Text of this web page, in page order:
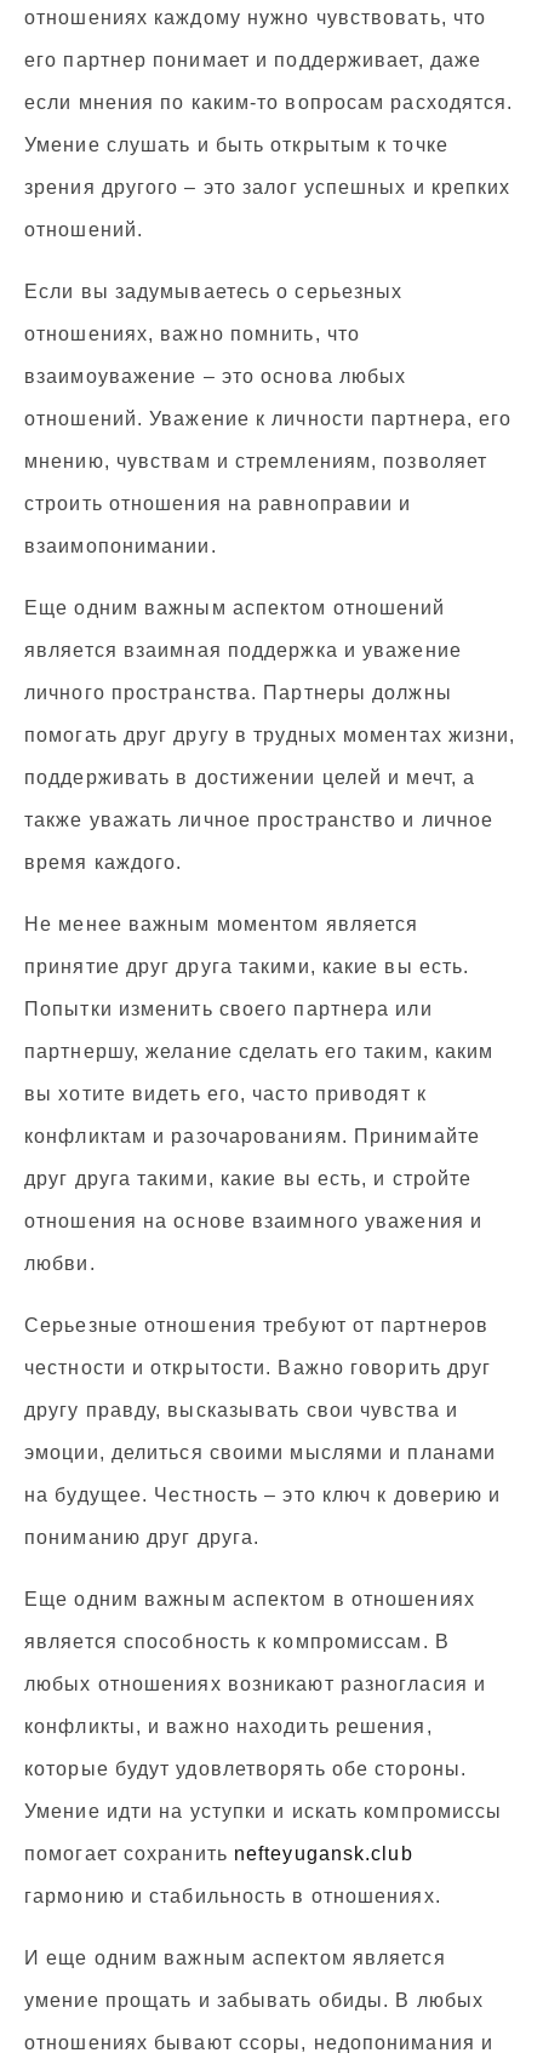
отношениях каждому нужно чувствовать, что
его партнер понимает и поддерживает, даже
если мнения по каким-то вопросам расходятся.
Умение слушать и быть открытым к точке
зрения другого – это залог успешных и крепких
отношений.
Если вы задумываетесь о серьезных
отношениях, важно помнить, что
взаимоуважение – это основа любых
отношений. Уважение к личности партнера, его
мнению, чувствам и стремлениям, позволяет
строить отношения на равноправии и
взаимопонимании.
Еще одним важным аспектом отношений
является взаимная поддержка и уважение
личного пространства. Партнеры должны
помогать друг другу в трудных моментах жизни,
поддерживать в достижении целей и мечт, а
также уважать личное пространство и личное
время каждого.
Не менее важным моментом является
принятие друг друга такими, какие вы есть.
Попытки изменить своего партнера или
партнершу, желание сделать его таким, каким
вы хотите видеть его, часто приводят к
конфликтам и разочарованиям. Принимайте
друг друга такими, какие вы есть, и стройте
отношения на основе взаимного уважения и
любви.
Серьезные отношения требуют от партнеров
честности и открытости. Важно говорить друг
другу правду, высказывать свои чувства и
эмоции, делиться своими мыслями и планами
на будущее. Честность – это ключ к доверию и
пониманию друг друга.
Еще одним важным аспектом в отношениях
является способность к компромиссам. В
любых отношениях возникают разногласия и
конфликты, и важно находить решения,
которые будут удовлетворять обе стороны.
Умение идти на уступки и искать компромиссы
помогает сохранить nefteyugansk.club
гармонию и стабильность в отношениях.
И еще одним важным аспектом является
умение прощать и забывать обиды. В любых
отношениях бывают ссоры, недопонимания и